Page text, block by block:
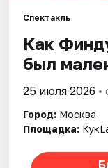
Города
Площадки
Рейтинги
Спектакль
Как
был
25 июля 2026 •
Город: Москва
Площадка: